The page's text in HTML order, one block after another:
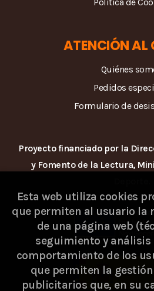
ATENCIÓN AL
Quiénes
Pedidos
Formulario de
Proyecto financiado por la
y Fomento de la Lectura,
Esta web utiliza cookies
que permiten al usuario la
de una página web
seguimiento y
comportamiento de los
que permiten la
publicitarios que, en su